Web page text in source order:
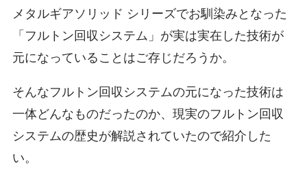
メタルギアソリッド シリーズでお馴染みとなった
「フルトン回収システム」が実は実在した技術が
元になっていることはご存じだろうか。
そんなフルトン回収システムの元になった技術は
一体どんなものだったのか、現実のフルトン回収
システムの歴史が解説されていたので紹介した
い。